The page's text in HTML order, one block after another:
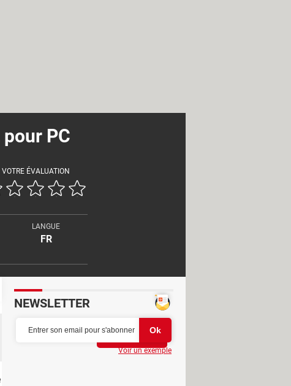
PC
VOTRE ÉVALUATION
LANGUE
FR
avec une webcam puis de revoir
NEWSLETTER
Voir un exemple